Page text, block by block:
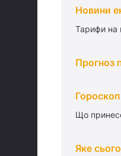
Новини
Тарифи на
Прогноз
Гороскоп
Що
Яке